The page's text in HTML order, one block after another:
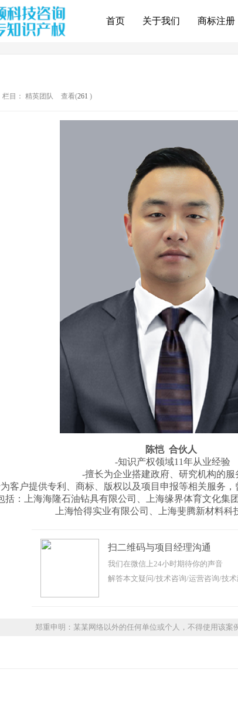
首页 关于我们 商标注册
栏目： 精英团队 查看(261 )
陈恺 合伙人
-知识产权领域11年从业经验
-擅长为企业搭建政府、研究机构的服
客户提供专利、商标、版权以及项目申报等相关服务
括：上海海隆石油钻具有限公司、上海缘界体育文化集
上海恰得实业有限公司、上海斐腾新材料科
扫二维码与项目经理沟通
我们在微信上24小时期待你的声音
解答本文疑问/技术咨询/运营咨询/技
郑重申明：某某网络以外的任何单位或个人，不得使用该案